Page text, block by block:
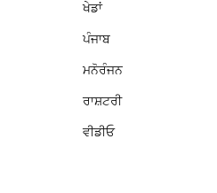
ਖੇਡਾਂ
ਪੰਜਾਬ
ਮਨੋਰੰਜਨ
ਰਾਸ਼ਟਰੀ
ਵੀਡੀਓ